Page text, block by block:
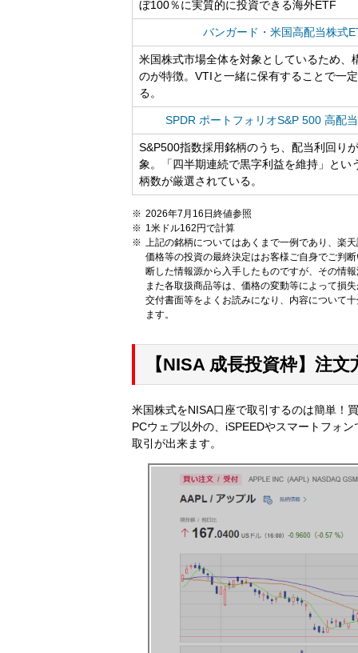
ぼ100％に実質的に投資できる海外ETF
バンガード・米国高配当株式
米国株式市場全体を対象としているため、
のが特徴。VTIと一緒に保有することで一
る。
SPDR ポートフォリオS&P 500 高配
S&P500指数採用銘柄のうち、配当利回り
象。「四半期連続で黒字利益を維持」とい
柄数が厳選されている。
2026年7月16日終値参照
1米ドル162円で計算
上記の銘柄についてはあくまで一例であり、楽
価格等の投資の最終決定はお客様ご自身でご判
断した情報源から入手したものですが、その情
また各取扱商品等は、価格の変動等によって損
交付書面等をよくお読みになり、内容について
ます。
【NISA 成長投資枠】注
米国株式をNISA口座で取引するのは簡単！
PCウェブ以外の、iSPEEDやスマートフォ
取引が出来ます。